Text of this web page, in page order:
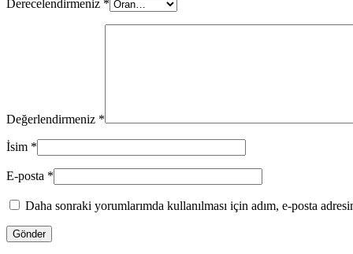
Derecelendirmeniz *
Değerlendirmeniz *
İsim *
E-posta *
Daha sonraki yorumlarımda kullanılması için adım, e-posta